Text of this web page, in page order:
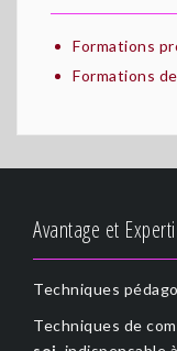
Formations
Formations
Avantage et
Techniques
Techniques de